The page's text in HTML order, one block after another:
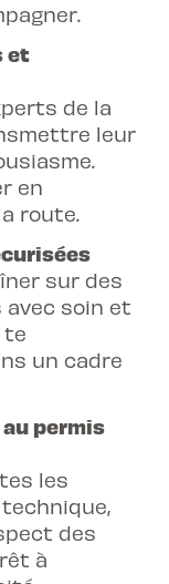
(huit,
utilisation
conduite
localités
et
de la
leur
en
route.
sur des
soin et
te
un cadre
permis
les
technique,
des
à